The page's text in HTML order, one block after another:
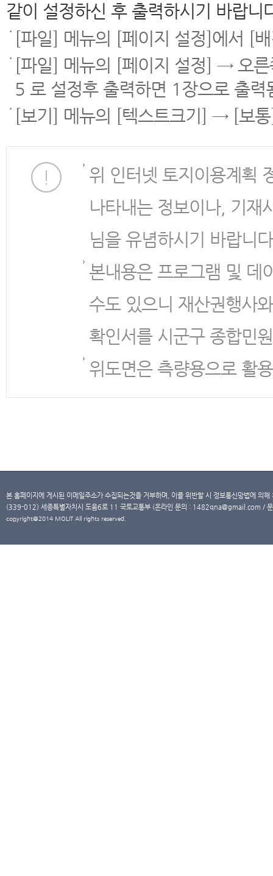
같이 설정하신 후 출력하시기 바랍니
[파일] 메뉴의 [페이지 설정]에서 [
[파일] 메뉴의 [페이지 설정] → 오
5 로 설정후 출력하면 1장으로 출력
[보기] 메뉴의 [텍스트크기] → [보
위 인터넷 토지이용계획
나타내는 정보이나, 기재
님을 유념하시기 바랍니
본내용은 프로그램 및 데
수도 있으니 재산권행사
확인서를 시군구 종합민
위도면은 측량용으로 활
본 홈페이지에 게시된 이메일주소가 수집되는것을 거부하며, 이를 위반할 시 정보통신망법에 의
(339-012) 세종특별자치시 도움6로 11 국토교통부 (온라인 문의 : 1482qna@gmail.com /
copyright@2014 MOLIT All rights reserved.